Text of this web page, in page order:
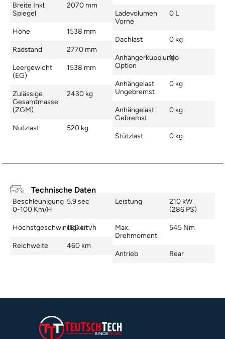
Breite Inkl.
Spiegel
2070 mm
Höhe 1538 mm
Radstand 2770 mm
Leergewicht
(EG)
1538 mm
Zulässige
Gesamtmasse
(zGM)
2430 kg
Nutzlast 520 kg
Ladevolumen
Vorne
0 L
Dachlast 0 kg
Anhängerkupplung
Option
No
Anhängelast
Ungebremst
0 kg
Anhängelast
Gebremst
0 kg
Stützlast 0 kg
Technische Daten
Beschleunigung
0-100 Km/h
5.9 sec
Höchstgeschwindigkeit
180 km/h
Reichweite 460 km
Leistung
210 kW
(286 PS)
Max.
Drehmoment
545 Nm
Antrieb Rear